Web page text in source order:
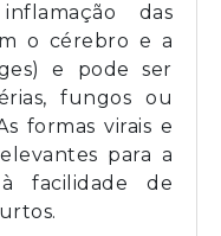
das
o cérebro e a
e pode ser
fungos ou
formas virais e
para a
facilidade de